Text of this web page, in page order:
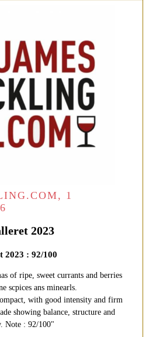
1
2023
2023 : 92/100
of ripe, sweet currants and berries
scpices ans minearls.
with good intensity and firm
showing balance, structure and
Note : 92/100"